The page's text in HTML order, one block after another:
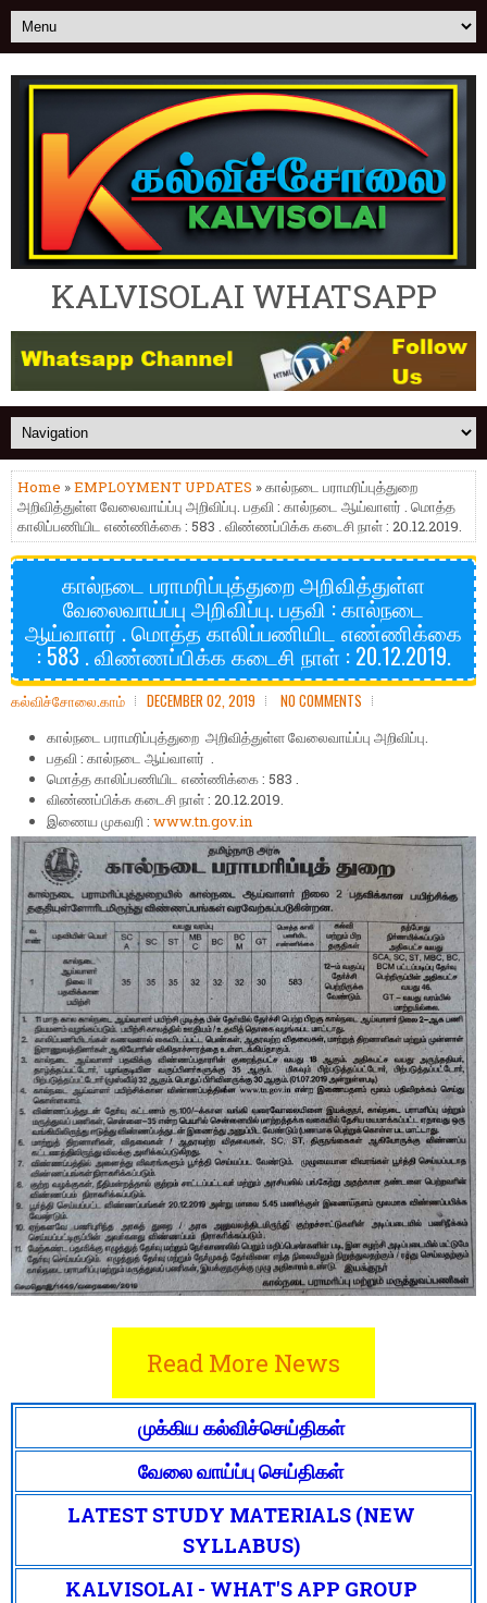
KALVISOLAI WHATSAPP
Home »EMPLOYMENT UPDATES » கால்நடை பராமரிப்புத்துறை
அறிவித்துள்ள வேலைவாய்ப்பு அறிவிப்பு. பதவி : கால்நடை ஆய்வாளர் . மொத்த
காலிப்பணியிட எண்ணிக்கை : 583 . விண்ணப்பிக்க கடைசி நாள் : 20.12.2019.
கால்நடை பராமரிப்புத்துறை அறிவித்துள்ள
வேலைவாய்ப்பு அறிவிப்பு. பதவி : கால்நடை
ஆய்வாளர் . மொத்த காலிப்பணியிட எண்ணிக்கை
: 583 . விண்ணப்பிக்க கடைசி நாள் : 20.12.2019.
கல்விச்சோலை.காம் DECEMBER 02, 2019 NO COMMENTS
கால்நடை பராமரிப்புத்துறை அறிவித்துள்ள வேலைவாய்ப்பு அறிவிப்பு.
பதவி : கால்நடை ஆய்வாளர் .
மொத்த காலிப்பணியிட எண்ணிக்கை : 583 .
விண்ணப்பிக்க கடைசி நாள் : 20.12.2019.
இணைய முகவரி : www.tn.gov.in
Read More News
முக்கிய கல்விச்செய்திகள்
வேலை வாய்ப்பு செய்திகள்
LATEST STUDY MATERIALS (NEW
SYLLABUS)
KALVISOLAI - WHAT'S APP GROUP